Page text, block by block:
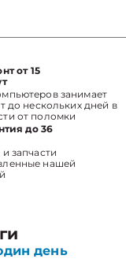
от 15
занимает
до нескольких дней в
от поломки
до 36
запчасти
нашей
день